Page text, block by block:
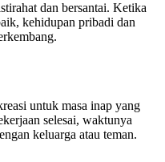
dan bersantai. Ketika
kehidupan pribadi dan
untuk masa inap yang
selesai, waktunya
keluarga atau teman.